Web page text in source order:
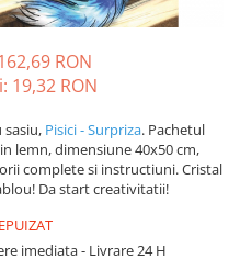
RON
19,32 RON
sasiu, Pisici - Surpriza. Pachetul
lemn, dimensiune 40x50 cm,
complete si instructiuni. Cristal
Da start creativitatii!
imediata - Livrare 24 H